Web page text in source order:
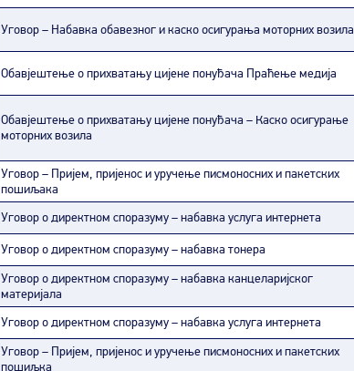
Уговор – Набавка обавезног и каско осигурања моторних возила
Обавјештење о прихватању цијене понуђача Праћење медија
Обавјештење о прихватању цијене понуђача – Каско осигурање
моторних возила
Уговор – Пријем, пријенос и уручење писмоносних и пакетских
пошиљака
Уговор о директном споразуму – набавка услуга интернета
Уговор о директном споразуму – набавка тонера
Уговор о директном споразуму – набавка канцеларијског
материјала
Уговор о директном споразуму – набавка услуга интернета
Уговор – Пријем, пријенос и уручење писмоносних и пакетских
пошиљка